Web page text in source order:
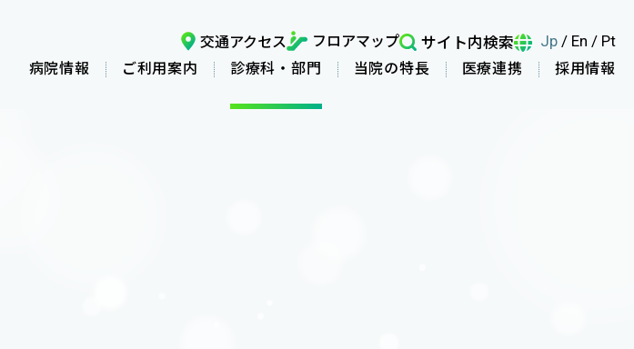
病院情報 ご利用案内 診療科・部門 当院の特長 医療連携 採用情報
交通アクセス フロアマップ サイト内検索 Jp / En / Pt